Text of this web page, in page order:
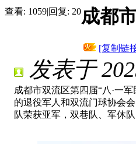
查看: 1059|回复: 20成都
[复制链
发表于
成都市双流区第四届“八 ·一军
的退役军人和双流门球协会
队荣获亚军，双巷队、军休